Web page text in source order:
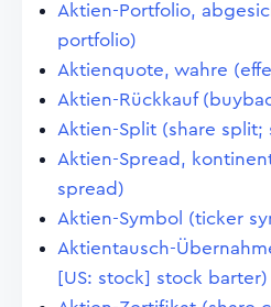
Aktien-Portfolio,
portfolio)
Aktienquote, wahre
Aktien-Rückkauf
Aktien-Split (share split;
Aktien-Spread,
spread)
Aktien-Symbol (ticker
Aktientausch-
[US: stock] stock barter)